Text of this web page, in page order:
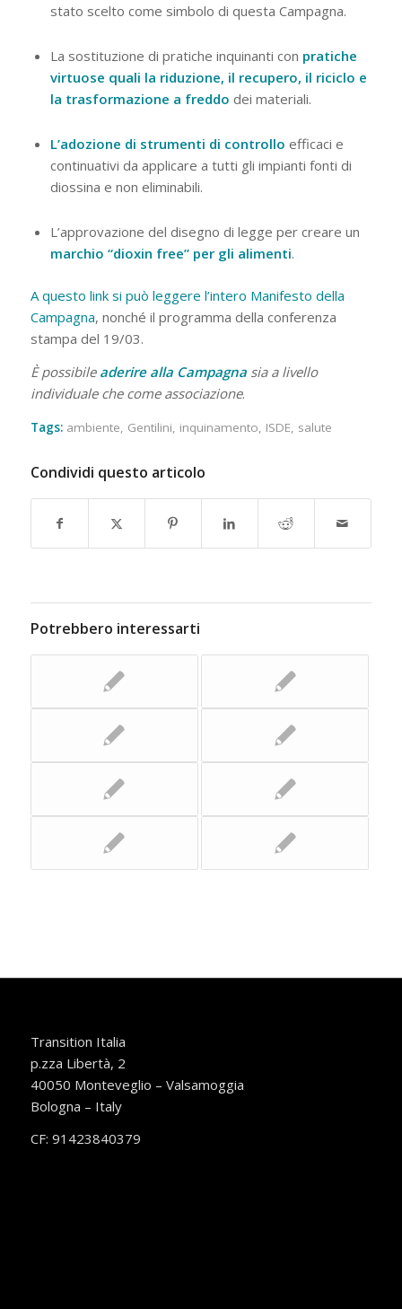
stato scelto come simbolo di questa Campagna.
La sostituzione di pratiche inquinanti con pratiche
virtuose quali la riduzione, il recupero, il riciclo e
la trasformazione a freddo dei materiali.
L’adozione di strumenti di controllo efficaci e
continuativi da applicare a tutti gli impianti fonti di
diossina e non eliminabili.
L’approvazione del disegno di legge per creare un
marchio “dioxin free” per gli alimenti.
A questo link si può leggere l’intero Manifesto della
Campagna, nonché il programma della conferenza
stampa del 19/03.
È possibile aderire alla Campagnasia a livello
individuale che come associazione.
Tags: ambiente, Gentilini, inquinamento, ISDE, salute
Condividi questo articolo
Potrebbero interessarti
Transition Italia
p.zza Libertà, 2
40050 Monteveglio – Valsamoggia
Bologna – Italy
CF: 91423840379